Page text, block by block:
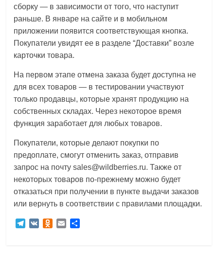
сборку — в зависимости от того, что наступит
раньше. В январе на сайте и в мобильном
приложении появится соответствующая кнопка.
Покупатели увидят ее в разделе “Доставки” возле
карточки товара.
На первом этапе отмена заказа будет доступна не
для всех товаров — в тестировании участвуют
только продавцы, которые хранят продукцию на
собственных складах. Через некоторое время
функция заработает для любых товаров.
Покупатели, которые делают покупки по
предоплате, смогут отменить заказ, отправив
запрос на почту sales@wildberries.ru. Также от
некоторых товаров по-прежнему можно будет
отказаться при получении в пункте выдачи заказов
или вернуть в соответствии с правилами площадки.
T
V
O
E